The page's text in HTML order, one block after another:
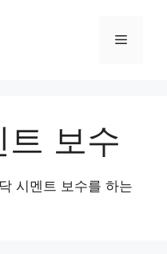
메
트 보수
시멘트 보수를 하는